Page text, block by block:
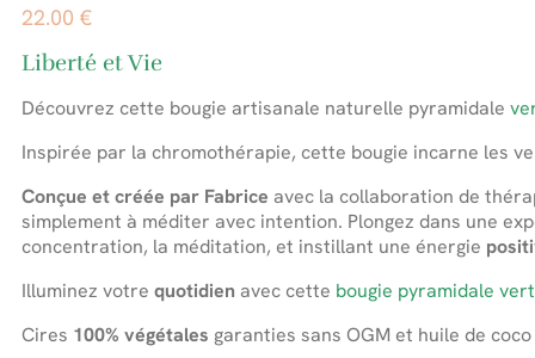
22.00 €
Liberté et Vie
Découvrez cette bougie artisanale naturelle pyramidale
Inspirée par la chromothérapie, cette bougie incarne les
Conçue et créée par Fabrice avec la collaboration de
simplement à méditer avec intention. Plongez dans une
concentration, la méditation, et instillant une énergie
Illuminez votre quotidien avec cette bougie pyramidale
Cires 100% végétales garanties sans OGM et huile de